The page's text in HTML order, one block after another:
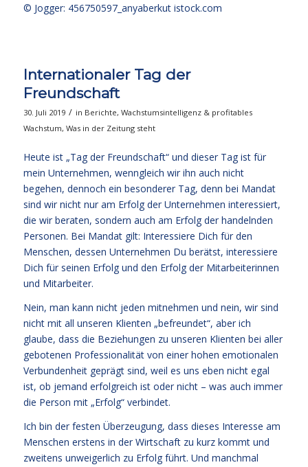
© Jogger: 456750597_anyaberkut istock.com
Internationaler Tag der
Freundschaft
30. Juli 2019 / in Berichte, Wachstumsintelligenz & profitables
Wachstum, Was in der Zeitung steht
Heute ist „Tag der Freundschaft“ und dieser Tag ist für
mein Unternehmen, wenngleich wir ihn auch nicht
begehen, dennoch ein besonderer Tag, denn bei Mandat
sind wir nicht nur am Erfolg der Unternehmen interessiert,
die wir beraten, sondern auch am Erfolg der handelnden
Personen. Bei Mandat gilt: Interessiere Dich für den
Menschen, dessen Unternehmen Du berätst, interessiere
Dich für seinen Erfolg und den Erfolg der Mitarbeiterinnen
und Mitarbeiter.
Nein, man kann nicht jeden mitnehmen und nein, wir sind
nicht mit all unseren Klienten „befreundet“, aber ich
glaube, dass die Beziehungen zu unseren Klienten bei aller
gebotenen Professionalität von einer hohen emotionalen
Verbundenheit geprägt sind, weil es uns eben nicht egal
ist, ob jemand erfolgreich ist oder nicht – was auch immer
die Person mit „Erfolg“ verbindet.
Ich bin der festen Überzeugung, dass dieses Interesse am
Menschen erstens in der Wirtschaft zu kurz kommt und
zweitens unweigerlich zu Erfolg führt. Und manchmal